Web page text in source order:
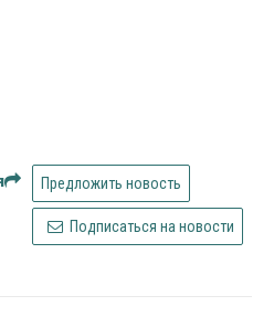
Предложить новость
Подписаться на новости